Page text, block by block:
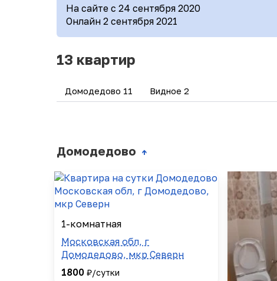
На сайте с 24 сентября 2020
Онлайн 2 сентября 2021
13 квартир
Домодедово 11 Видное 2
Домодедово ↑
1-комнатная
Московская обл, г
Домодедово, мкр Северн
1800 ₽/сутки